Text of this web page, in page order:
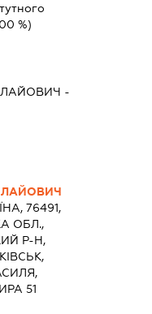
%)
-
76491,
ОБЛ.,
Р-Н,
51